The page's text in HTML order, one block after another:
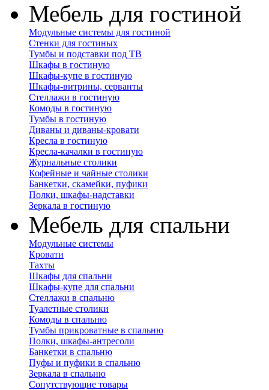
Мебель для гостиной
Модульные системы для гостиной
Стенки для гостиных
Тумбы и подставки под ТВ
Шкафы в гостиную
Шкафы-купе в гостиную
Шкафы-витрины, серванты
Стеллажи в гостиную
Комоды в гостиную
Тумбы в гостиную
Диваны и диваны-кровати
Кресла в гостиную
Кресла-качалки в гостиную
Журнальные столики
Кофейные и чайные столики
Банкетки, скамейки, пуфики
Полки, шкафы-надставки
Зеркала в гостиную
Мебель для спальни
Модульные системы
Кровати
Тахты
Шкафы для спальни
Шкафы-купе для спальни
Стеллажи в спальню
Туалетные столики
Комоды в спальню
Тумбы прикроватные в спальню
Полки, шкафы-антресоли
Банкетки в спальню
Пуфы и пуфики в спальню
Зеркала в спальню
Сопутствующие товары